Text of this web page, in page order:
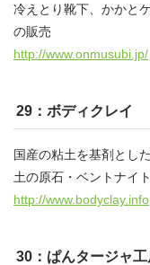
冷えとり靴下、かかと
の販売
http://www.onmusubi.jp/
29：ボディクレイ
国産の粘土を基剤とし
土の原石・ベントナイ
http://www.bodyclay.info
30：ぱんタージャ